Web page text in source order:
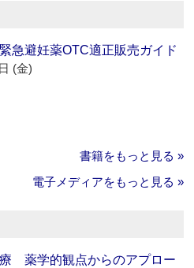
緊急避妊薬OTC適正販売ガイド
(金)
書籍をもっと見る »
電子メディアをもっと見る »
療 薬学的観点からのアプロー